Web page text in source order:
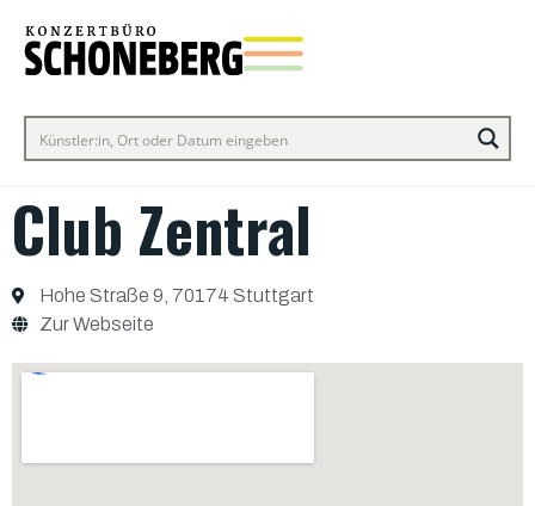
Club Zentral
Hohe Straße 9, 70174 Stuttgart
Zur Webseite